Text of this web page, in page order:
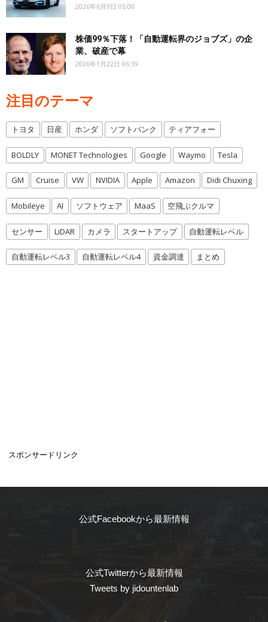
2026年6月9日 05:00
株価99％下落！「自動運転界のジョブズ」の企
業、破産で幕
2026年1月22日 06:39
注目のテーマ
トヨタ 日産 ホンダ ソフトバンク ティアフォー
BOLDLY MONET Technologies Google Waymo Tesla
GM Cruise VW NVIDIA Apple Amazon Didi Chuxing
Mobileye AI ソフトウェア MaaS 空飛ぶクルマ
センサー LiDAR カメラ スタートアップ 自動運転レベル
自動運転レベル3 自動運転レベル4 資金調達 まとめ
スポンサードリンク
公式Facebookから最新情報
公式Twitterから最新情報
Tweets by jidountenlab